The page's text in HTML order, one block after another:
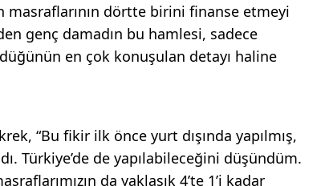
masraflarının dörtte birini finanse etmeyi
genç damadın bu hamlesi, sadece
en çok konuşulan detayı haline
“Bu fikir ilk önce yurt dışında yapılmış,
Türkiye’de de yapılabileceğini düşündüm.
da yaklaşık 4’te 1’i kadar